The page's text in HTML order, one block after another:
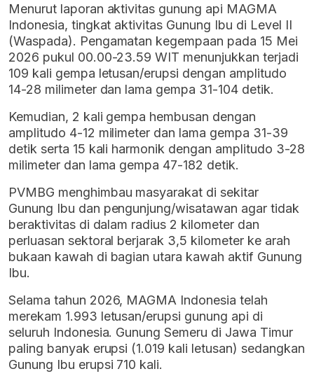
Menurut laporan aktivitas gunung api MAGMA
Indonesia, tingkat aktivitas Gunung Ibu di Level II
(Waspada). Pengamatan kegempaan pada 15 Mei
2026 pukul 00.00-23.59 WIT menunjukkan terjadi
109 kali gempa letusan/erupsi dengan amplitudo
14-28 milimeter dan lama gempa 31-104 detik.
Kemudian, 2 kali gempa hembusan dengan
amplitudo 4-12 milimeter dan lama gempa 31-39
detik serta 15 kali harmonik dengan amplitudo 3-28
milimeter dan lama gempa 47-182 detik.
PVMBG menghimbau masyarakat di sekitar
Gunung Ibu dan pengunjung/wisatawan agar tidak
beraktivitas di dalam radius 2 kilometer dan
perluasan sektoral berjarak 3,5 kilometer ke arah
bukaan kawah di bagian utara kawah aktif Gunung
Ibu.
Selama tahun 2026, MAGMA Indonesia telah
merekam 1.993 letusan/erupsi gunung api di
seluruh Indonesia. Gunung Semeru di Jawa Timur
paling banyak erupsi (1.019 kali letusan) sedangkan
Gunung Ibu erupsi 710 kali.